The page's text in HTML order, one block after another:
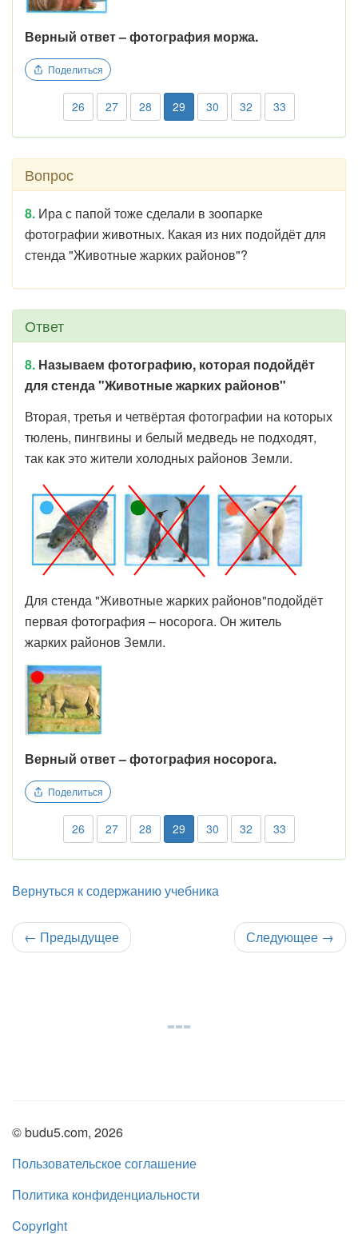
Верный ответ – фотография моржа.
Поделиться
26 27 28 29 30 32 33
Вопрос
8. Ира с папой тоже сделали в зоопарке
фотографии животных. Какая из них подойдёт для
стенда "Животные жарких районов"?
Ответ
8. Называем фотографию, которая подойдёт
для стенда "Животные жарких районов"
Вторая, третья и четвёртая фотографии на которых
тюлень, пингвины и белый медведь не подходят,
так как это жители холодных районов Земли.
Для стенда "Животные жарких районов"подойдёт
первая фотография – носорога. Он житель
жарких районов Земли.
Верный ответ – фотография носорога.
Поделиться
26 27 28 29 30 32 33
Вернуться к содержанию учебника
← Предыдущее Следующее →
© budu5.com, 2026
Пользовательское соглашение
Политика конфиденциальности
Copyright